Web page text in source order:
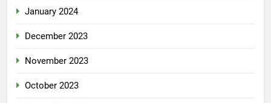
January 2024
December 2023
November 2023
October 2023